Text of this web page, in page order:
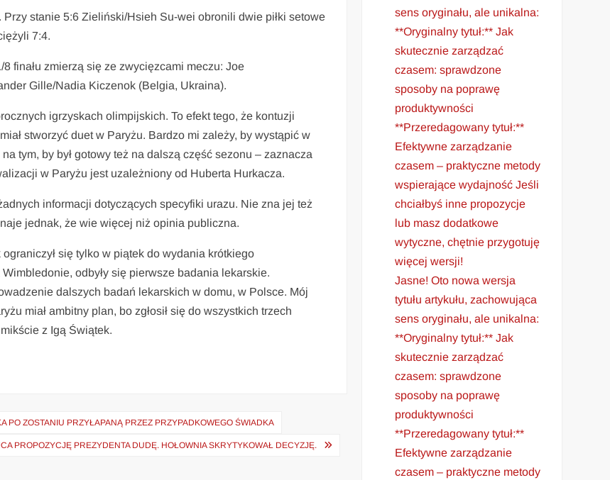
stanie 5:6 Zieliński/Hsieh Su-wei obronili dwie piłki setowe
7:4.
finału zmierzą się ze zwycięzcami meczu: Joe
Gille/Nadia Kiczenok (Belgia, Ukraina).
igrzyskach olimpijskich. To efekt tego, że kontuzji
stworzyć duet w Paryżu. Bardzo mi zależy, by wystąpić w
tym, by był gotowy też na dalszą część sezonu – zaznacza
w Paryżu jest uzależniony od Huberta Hurkacza.
informacji dotyczących specyfiki urazu. Nie zna jej też
jednak, że wie więcej niż opinia publiczna.
się tylko w piątek do wydania krótkiego
odbyły się pierwsze badania lekarskie.
dalszych badań lekarskich w domu, w Polsce. Mój
miał ambitny plan, bo zgłosił się do wszystkich trzech
z Igą Świątek.
PO ZOSTANIU PRZYŁAPANĄ PRZEZ PRZYPADKOWEGO ŚWIADKA
PROPOZYCJĘ PREZYDENTA DUDĘ. HOŁOWNIA SKRYTYKOWAŁ DECYZJĘ.
sens oryginału, ale unikalna:
**Oryginalny tytuł:** Jak
skutecznie zarządzać
czasem: sprawdzone
sposoby na poprawę
produktywności
**Przeredagowany tytuł:**
Efektywne zarządzanie
czasem – praktyczne metody
wspierające wydajność Jeśli
chciałbyś inne propozycje
lub masz dodatkowe
wytyczne, chętnie przygotuję
więcej wersji!
Jasne! Oto nowa wersja
tytułu artykułu, zachowująca
sens oryginału, ale unikalna:
**Oryginalny tytuł:** Jak
skutecznie zarządzać
czasem: sprawdzone
sposoby na poprawę
produktywności
**Przeredagowany tytuł:**
Efektywne zarządzanie
czasem – praktyczne metody